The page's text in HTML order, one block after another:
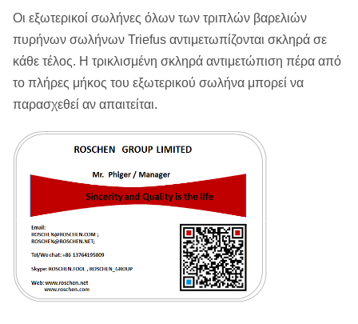
Οι εξωτερικοί σωλήνες όλων των τριπλών βαρελιών
πυρήνων σωλήνων Triefus αντιμετωπίζονται σκληρά σε
κάθε τέλος. Η τρικλισμένη σκληρά αντιμετώπιση πέρα από
το πλήρες μήκος του εξωτερικού σωλήνα μπορεί να
παρασχεθεί αν απαιτείται.